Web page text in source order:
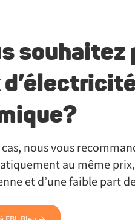
souhaitez
cas, nous vous
au même
et d’une faible part